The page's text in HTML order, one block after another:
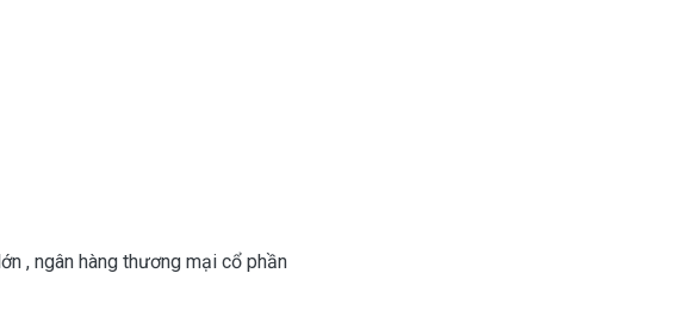
, ngân hàng thương mại cổ phần